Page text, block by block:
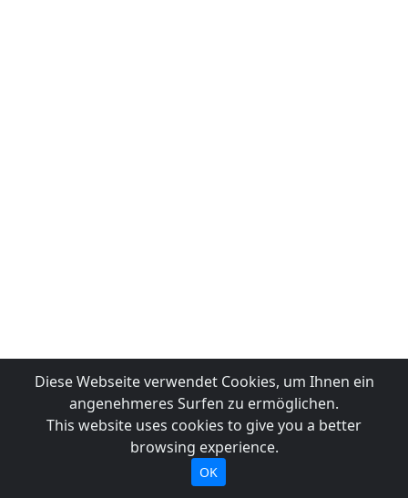
Diese Webseite verwendet Cookies, um Ihnen ein
angenehmeres Surfen zu ermöglichen.
This website uses cookies to give you a better
browsing experience.
OK